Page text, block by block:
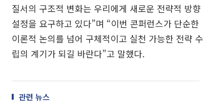
질서의 구조적 변화는 우리에게 새로운 전략적 방향
설정을 요구하고 있다”며 “이번 콘퍼런스가 단순한
이론적 논의를 넘어 구체적이고 실천 가능한 전략 수
립의 계기가 되길 바란다”고 말했다.
관련 뉴스